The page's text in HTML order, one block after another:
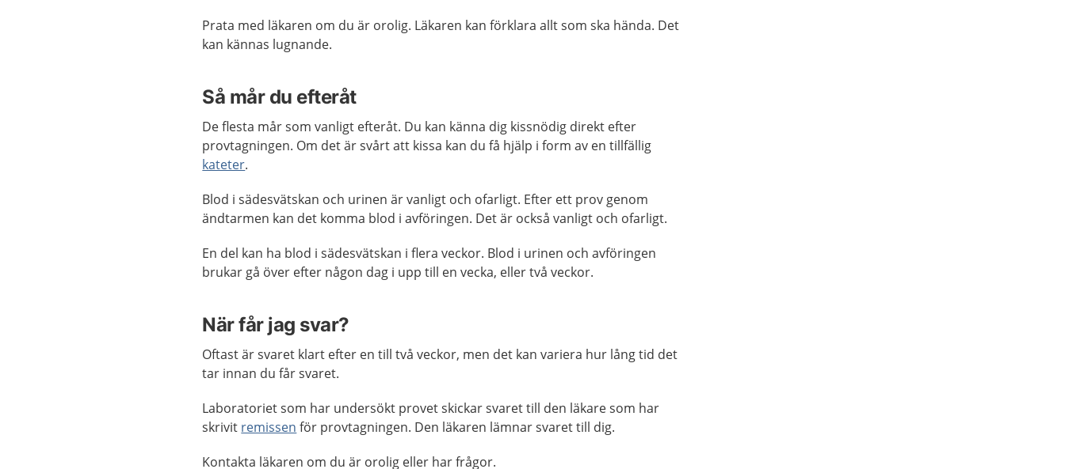
Prata med läkaren om du är orolig. Läkaren kan förklara allt som ska hända. Det
kan kännas lugnande.
Så mår du efteråt
De flesta mår som vanligt efteråt. Du kan känna dig kissnödig direkt efter
provtagningen. Om det är svårt att kissa kan du få hjälp i form av en tillfällig
kateter.
Blod i sädesvätskan och urinen är vanligt och ofarligt. Efter ett prov genom
ändtarmen kan det komma blod i avföringen. Det är också vanligt och ofarligt.
En del kan ha blod i sädesvätskan i flera veckor. Blod i urinen och avföringen
brukar gå över efter någon dag i upp till en vecka, eller två veckor.
När får jag svar?
Oftast är svaret klart efter en till två veckor, men det kan variera hur lång tid det
tar innan du får svaret.
Laboratoriet som har undersökt provet skickar svaret till den läkare som har
skrivit remissen för provtagningen. Den läkaren lämnar svaret till dig.
Kontakta läkaren om du är orolig eller har frågor.